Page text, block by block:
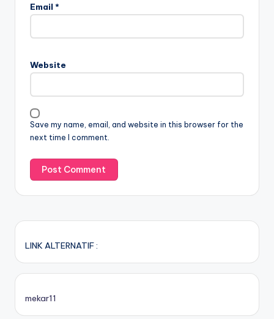
Email *
Website
Save my name, email, and website in this browser for the
next time I comment.
LINK ALTERNATIF :
mekar11